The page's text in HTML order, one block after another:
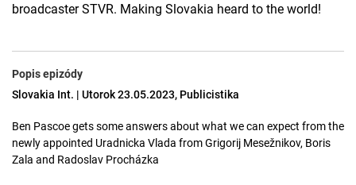
broadcaster STVR. Making Slovakia heard to the world!
Popis epizódy
Slovakia Int. | Utorok 23.05.2023, Publicistika
Ben Pascoe gets some answers about what we can expect from the
newly appointed Uradnicka Vlada from Grigorij Mesežnikov, Boris
Zala and Radoslav Procházka